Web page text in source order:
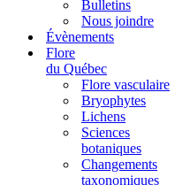
Bulletins
Nous joindre
Évènements
Flore
du Québec
Flore vasculaire
Bryophytes
Lichens
Sciences
botaniques
Changements
taxonomiques